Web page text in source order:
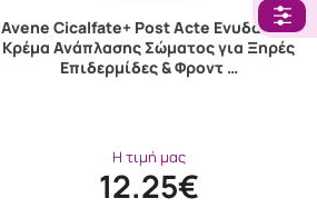
Avene Cicalfate+ Post Acte Ενυδατική
Κρέμα Ανάπλασης Σώματος για Ξηρές
Επιδερμίδες & Φροντ …
Η τιμή μας
12.25€